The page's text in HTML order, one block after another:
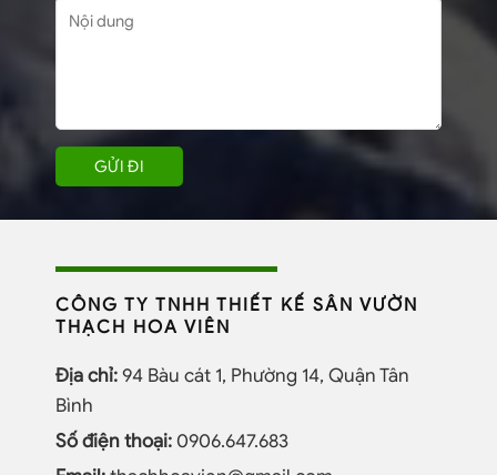
CÔNG TY TNHH THIẾT KẾ SÂN VƯỜN
THẠCH HOA VIÊN
Địa chỉ:94 Bàu cát 1, Phường 14, Quận Tân
Bình
Số điện thoại:0906.647.683